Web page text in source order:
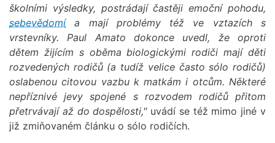
školními výsledky, postrádají častěji emoční pohodu,
sebevědomía mají problémy též ve vztazích s
vrstevníky. Paul Amato dokonce uvedl, že oproti
dětem žijícím s oběma biologickými rodiči mají děti
rozvedených rodičů (a tudíž velice často sólo rodičů)
oslabenou citovou vazbu k matkám i otcům. Některé
nepříznivé jevy spojené s rozvodem rodičů přitom
přetrvávají až do dospělosti,"uvádí se též mimo jiné v
již zmiňovaném článku o sólo rodičích.